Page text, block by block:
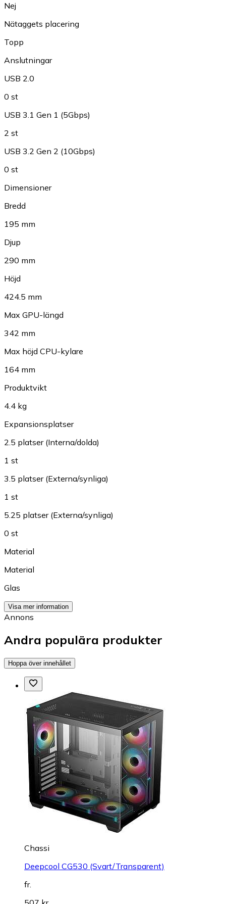
Nej
Nätaggets placering
Topp
Anslutningar
USB 2.0
0 st
USB 3.1 Gen 1 (5Gbps)
2 st
USB 3.2 Gen 2 (10Gbps)
0 st
Dimensioner
Bredd
195 mm
Djup
290 mm
Höjd
424.5 mm
Max GPU-längd
342 mm
Max höjd CPU-kylare
164 mm
Produktvikt
4.4 kg
Expansionsplatser
2.5 platser (Interna/dolda)
1 st
3.5 platser (Externa/synliga)
1 st
5.25 platser (Externa/synliga)
0 st
Material
Material
Glas
Visa mer information
Annons
Andra populära produkter
Hoppa över innehållet
Chassi
Deepcool CG530 (Svart/Transparent)
fr.